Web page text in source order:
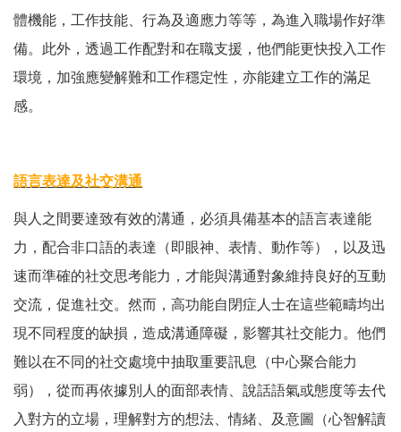
體機能，工作技能、行為及適應力等等，為進入職場作好準
備。此外，透過工作配對和在職支援，他們能更快投入工作
環境，加強應變解難和工作穩定性，亦能建立工作的滿足
感。
語言表達及社交溝通
與人之間要達致有效的溝通，必須具備基本的語言表達能
力，配合非口語的表達（即眼神、表情、動作等），以及迅
速而準確的社交思考能力，才能與溝通對象維持良好的互動
交流，促進社交。然而，高功能自閉症人士在這些範疇均出
現不同程度的缺損，造成溝通障礙，影響其社交能力。他們
難以在不同的社交處境中抽取重要訊息（中心聚合能力
弱），從而再依據別人的面部表情、說話語氣或態度等去代
入對方的立場，理解對方的想法、情緒、及意圖（心智解讀